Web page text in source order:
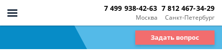
Москва
7 499 938-42-63
Санкт-Петербург
7 812 467-34-29
Задать вопрос